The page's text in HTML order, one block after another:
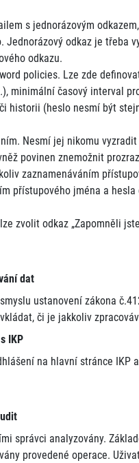
s jednorázovým
odkaz je třeba
odkazu.
policies. Lze zde
minimální časový interval
historii (heslo nesmí být
Nesmí jej nikomu vyzradit
povinen znemožnit
zaznamenáváním
přístupového jména a
zvolit odkaz „Zapomněli
dat
ustanovení zákona
či je jakkoliv
IKP
na hlavní stránce IKP
správci analyzovány.
provedené operace.